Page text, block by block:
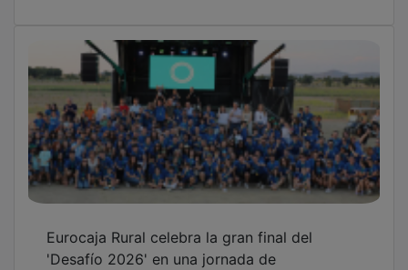
Eurocaja Rural celebra la gran final del
'Desafío 2026' en una jornada de